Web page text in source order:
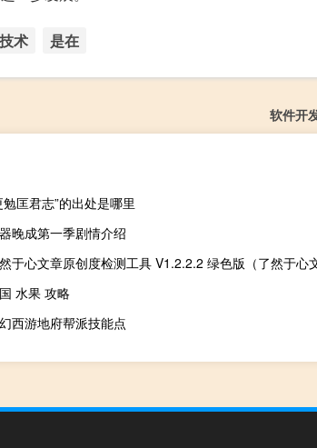
技术 是在
软件开
勉匡君志”的出处是哪里
晚成第一季剧情介绍
水果 攻略
西游地府帮派技能点